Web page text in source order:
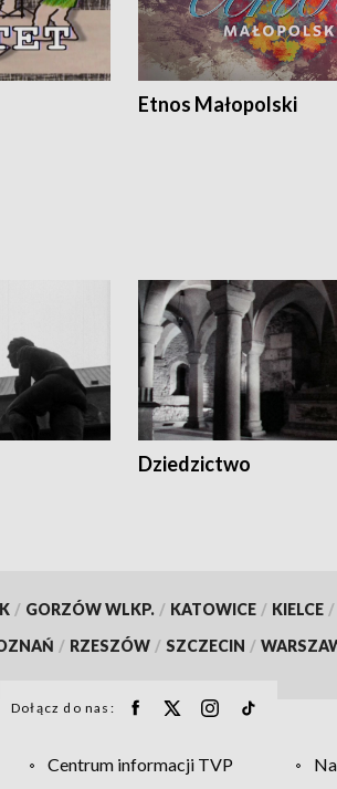
Etnos Małopolski
Dziedzictwo
/ GORZÓW WLKP. / KATOWICE / KIELCE /
/ RZESZÓW / SZCZECIN /
Dołącz do nas:
Centrum informacji TVP